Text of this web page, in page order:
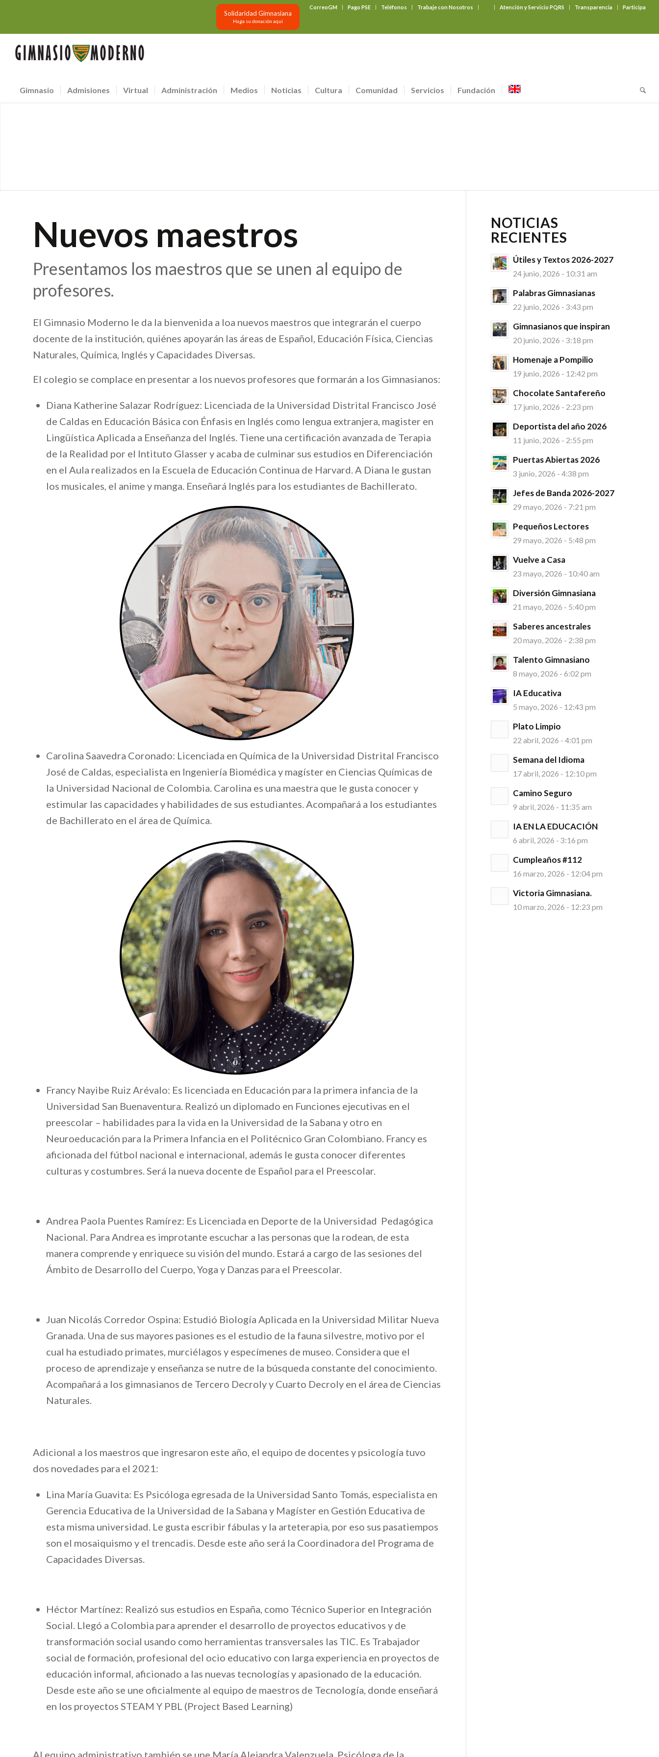
CorreoGM Pago PSE Teléfonos Trabaje con Nosotros Atención y Servicio PQRS Transparencia Participa
Solidaridad Gimnasiana
Haga su donación aquí
Gimnasio Admisiones Virtual Administración Medios Noticias Cultura Comunidad Servicios Fundación
Nuevos maestros
Presentamos los maestros que se unen al equipo de
profesores.
El Gimnasio Moderno le da la bienvenida a loa nuevos maestros que integrarán el cuerpo
docente de la institución, quiénes apoyarán las áreas de Español, Educación Física, Ciencias
Naturales, Química, Inglés y Capacidades Diversas.
El colegio se complace en presentar a los nuevos profesores que formarán a los Gimnasianos:
Diana Katherine Salazar Rodríguez: Licenciada de la Universidad Distrital Francisco José
de Caldas en Educación Básica con Énfasis en Inglés como lengua extranjera, magister en
Lingüística Aplicada a Enseñanza del Inglés. Tiene una certificación avanzada de Terapia
de la Realidad por el Intituto Glasser y acaba de culminar sus estudios en Diferenciación
en el Aula realizados en la Escuela de Educación Continua de Harvard. A Diana le gustan
los musicales, el anime y manga. Enseñará Inglés para los estudiantes de Bachillerato.
Carolina Saavedra Coronado: Licenciada en Química de la Universidad Distrital Francisco
José de Caldas, especialista en Ingeniería Biomédica y magíster en Ciencias Químicas de
la Universidad Nacional de Colombia. Carolina es una maestra que le gusta conocer y
estimular las capacidades y habilidades de sus estudiantes. Acompañará a los estudiantes
de Bachillerato en el área de Química.
Francy Nayibe Ruiz Arévalo: Es licenciada en Educación para la primera infancia de la
Universidad San Buenaventura. Realizó un diplomado en Funciones ejecutivas en el
preescolar – habilidades para la vida en la Universidad de la Sabana y otro en
Neuroeducación para la Primera Infancia en el Politécnico Gran Colombiano. Francy es
aficionada del fútbol nacional e internacional, además le gusta conocer diferentes
culturas y costumbres. Será la nueva docente de Español para el Preescolar.
Andrea Paola Puentes Ramírez: Es Licenciada en Deporte de la Universidad Pedagógica
Nacional. Para Andrea es improtante escuchar a las personas que la rodean, de esta
manera comprende y enriquece su visión del mundo. Estará a cargo de las sesiones del
Ámbito de Desarrollo del Cuerpo, Yoga y Danzas para el Preescolar.
Juan Nicolás Corredor Ospina: Estudió Biología Aplicada en la Universidad Militar Nueva
Granada. Una de sus mayores pasiones es el estudio de la fauna silvestre, motivo por el
cual ha estudiado primates, murciélagos y especímenes de museo. Considera que el
proceso de aprendizaje y enseñanza se nutre de la búsqueda constante del conocimiento.
Acompañará a los gimnasianos de Tercero Decroly y Cuarto Decroly en el área de Ciencias
Naturales.
Adicional a los maestros que ingresaron este año, el equipo de docentes y psicología tuvo
dos novedades para el 2021:
Lina María Guavita: Es Psicóloga egresada de la Universidad Santo Tomás, especialista en
Gerencia Educativa de la Universidad de la Sabana y Magíster en Gestión Educativa de
esta misma universidad. Le gusta escribir fábulas y la arteterapia, por eso sus pasatiempos
son el mosaiquismo y el trencadis. Desde este año será la Coordinadora del Programa de
Capacidades Diversas.
Héctor Martínez: Realizó sus estudios en España, como Técnico Superior en Integración
Social. Llegó a Colombia para aprender el desarrollo de proyectos educativos y de
transformación social usando como herramientas transversales las TIC. Es Trabajador
social de formación, profesional del ocio educativo con larga experiencia en proyectos de
educación informal, aficionado a las nuevas tecnologías y apasionado de la educación.
Desde este año se une oficialmente al equipo de maestros de Tecnología, donde enseñará
en los proyectos STEAM Y PBL (Project Based Learning)
NOTICIAS
RECIENTES
Útiles y Textos 2026-2027
24 junio, 2026 - 10:31 am
Palabras Gimnasianas
22 junio, 2026 - 3:43 pm
Gimnasianos que inspiran
20 junio, 2026 - 3:18 pm
Homenaje a Pompilio
19 junio, 2026 - 12:42 pm
Chocolate Santafereño
17 junio, 2026 - 2:23 pm
Deportista del año 2026
11 junio, 2026 - 2:55 pm
Puertas Abiertas 2026
3 junio, 2026 - 4:38 pm
Jefes de Banda 2026-2027
29 mayo, 2026 - 7:21 pm
Pequeños Lectores
29 mayo, 2026 - 5:48 pm
Vuelve a Casa
23 mayo, 2026 - 10:40 am
Diversión Gimnasiana
21 mayo, 2026 - 5:40 pm
Saberes ancestrales
20 mayo, 2026 - 2:38 pm
Talento Gimnasiano
8 mayo, 2026 - 6:02 pm
IA Educativa
5 mayo, 2026 - 12:43 pm
Plato Limpio
22 abril, 2026 - 4:01 pm
Semana del Idioma
17 abril, 2026 - 12:10 pm
Camino Seguro
9 abril, 2026 - 11:35 am
IA EN LA EDUCACIÓN
6 abril, 2026 - 3:16 pm
Cumpleaños #112
16 marzo, 2026 - 12:04 pm
Victoria Gimnasiana.
10 marzo, 2026 - 12:23 pm